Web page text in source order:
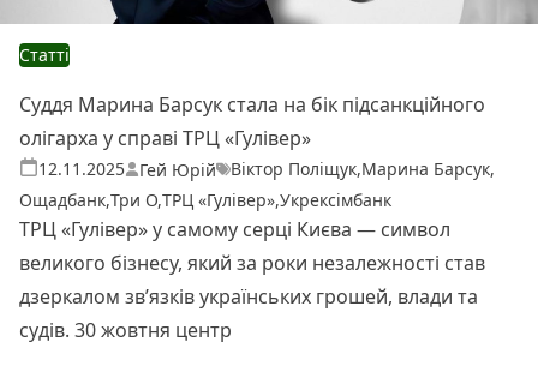
Статті
Суддя Марина Барсук стала на бік підсанкційного
олігарха у справі ТРЦ «Гулівер»
12.11.2025Опубліковано
Гей Юрій
Теги: Віктор Поліщук,Марина Барсук,
Ощадбанк,Три О,ТРЦ «Гулівер»,Укрексімбанк
ТРЦ «Гулівер» у самому серці Києва — символ
великого бізнесу, який за роки незалежності став
дзеркалом зв’язків українських грошей, влади та
судів. 30 жовтня центр